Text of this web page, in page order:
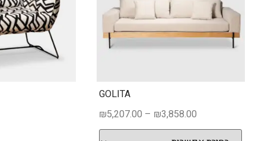
GOLITA
₪3,858.00
–
₪5,207.00